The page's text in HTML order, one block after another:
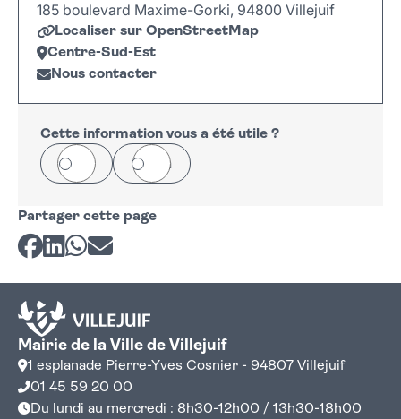
185 boulevard Maxime-Gorki, 94800 Villejuif
Localiser sur OpenStreetMap
Centre-Sud-Est
Nous contacter
+
−
Cette information vous a été utile ?
Oui Non
Partager cette page
Partager sur Facebook
Partager sur LinkedIn
Partager sur Whatsapp
Partager par courriel
Mairie de la Ville de Villejuif
1 esplanade Pierre-Yves Cosnier - 94807 Villejuif
01 45 59 20 00
Du lundi au mercredi : 8h30-12h00 / 13h30-18h00